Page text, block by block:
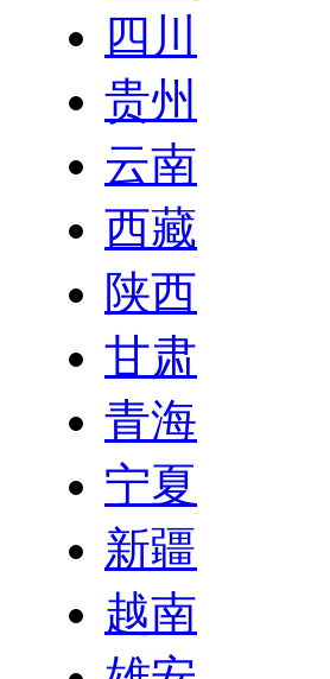
四川
贵州
云南
西藏
陕西
甘肃
青海
宁夏
新疆
越南